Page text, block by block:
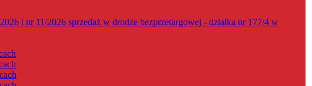
i nr 11/2026 sprzedaż w drodze bezprzetargowej - działka nr 177/4 w